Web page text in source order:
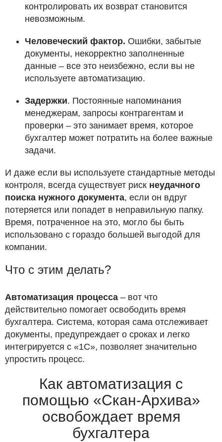
контролировать их возврат становится
невозможным.
Человеческий фактор. Ошибки, забытые
документы, некорректно заполненные
данные – все это неизбежно, если вы не
используете автоматизацию.
Задержки. Постоянные напоминания
менеджерам, запросы контрагентам и
проверки – это занимает время, которое
бухгалтер может потратить на более важные
задачи.
И даже если вы используете стандартные методы
контроля, всегда существует риск неудачного
поиска нужного документа, если он вдруг
потеряется или попадет в неправильную папку.
Время, потраченное на это, могло бы быть
использовано с гораздо большей выгодой для
компании.
Что с этим делать?
Автоматизация процесса – вот что
действительно помогает освободить время
бухгалтера. Система, которая сама отслеживает
документы, предупреждает о сроках и легко
интегрируется с «1С», позволяет значительно
упростить процесс.
Как автоматизация с
помощью «Скан-Архива»
освобождает время
бухгалтера